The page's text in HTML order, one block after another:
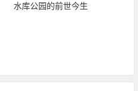
水库公园的前世今生